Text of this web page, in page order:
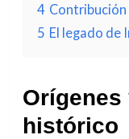
4
5 El legado de
histórico